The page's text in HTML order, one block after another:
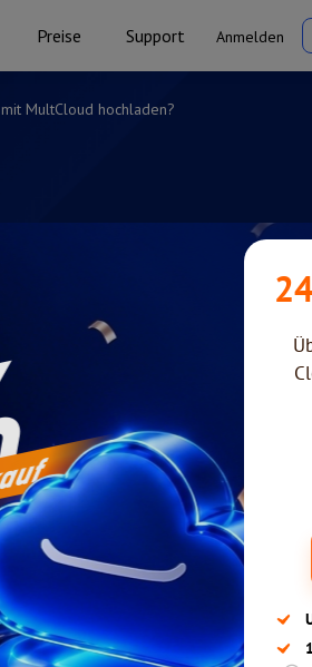
Preise Support Anmelden
MultCloud hochladen?
Gepostet von @MultCloud